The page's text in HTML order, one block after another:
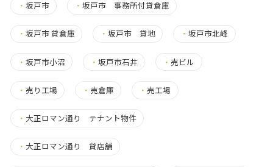
・ 坂戸市 ・坂戸市 事務所付貸倉庫
・ 坂戸市 貸倉庫 ・坂戸市 貸地 ・坂戸市北峰
・ 坂戸市小沼 ・坂戸市石井 ・ 売ビル
・ 売り工場 ・ 売倉庫 ・ 売工場
・ 大正ロマン通り テナント物件
・ 大正ロマン通り 貸店舗